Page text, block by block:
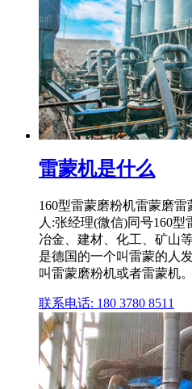
雷蒙机是什么
160型雷蒙磨粉机雷蒙磨
人:张经理(微信)同号160
冶金、建材、化工、矿山
是德国的一个叫雷蒙的人
叫雷蒙磨粉机或者雷蒙机。
联系电话: 180 3780 8511